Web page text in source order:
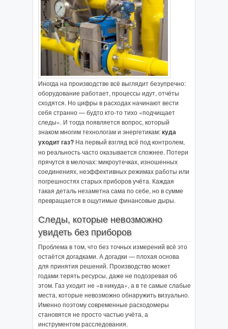
Иногда на производстве всё выглядит безупречно:
оборудование работает, процессы идут, отчёты
сходятся. Но цифры в расходах начинают вести
себя странно — будто кто‑то тихо «подчищает
следы». И тогда появляется вопрос, который
знаком многим технологам и энергетикам:куда
уходит газ? На первый взгляд всё под контролем,
но реальность часто оказывается сложнее. Потери
прячутся в мелочах: микроутечках, изношенных
соединениях, неэффективных режимах работы или
погрешностях старых приборов учёта. Каждая
такая деталь незаметна сама по себе, но в сумме
превращается в ощутимые финансовые дыры.
Следы, которые невозможно
увидеть без приборов
Проблема в том, что без точных измерений всё это
остаётся догадками. А догадки — плохая основа
для принятия решений. Производство может
годами терять ресурсы, даже не подозревая об
этом. Газ уходит не «в никуда», а в те самые слабые
места, которые невозможно обнаружить визуально.
Именно поэтому современные расходомеры
становятся не просто частью учёта, а
инструментом расследования.